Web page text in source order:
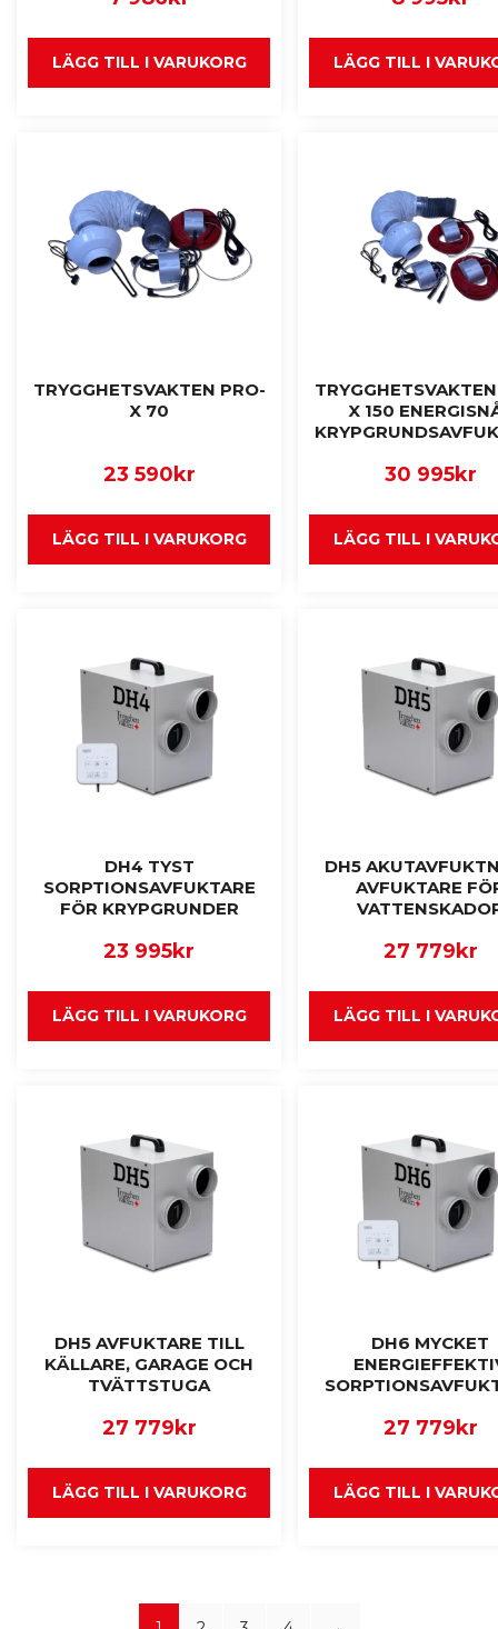
LÄGG TILL I VARUKORG LÄGG TILL I
TRYGGHETSVAKTEN PRO-
X 70
23 590kr
LÄGG TILL I VARUKORG
X 150
30 995kr
LÄGG TILL I
DH4 TYST
SORPTIONSAVFUKTARE
FÖR KRYPGRUNDER
23 995kr
LÄGG TILL I VARUKORG
DH5
AVFUKTARE
27 779kr
LÄGG TILL I
DH5 AVFUKTARE TILL
KÄLLARE, GARAGE OCH
TVÄTTSTUGA
27 779kr
LÄGG TILL I VARUKORG
DH6 MYCKET
27 779kr
LÄGG TILL I